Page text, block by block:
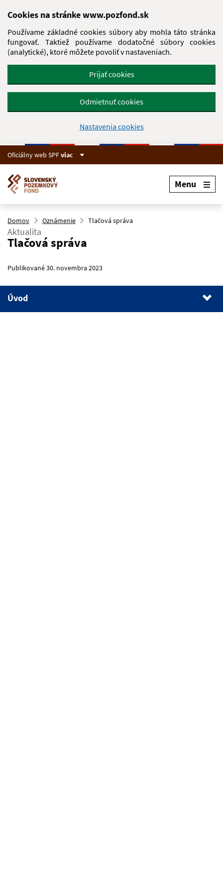
Preskočiť na hlavný obsah
Cookies na stránke www.pozfond.sk
Používame základné cookies súbory aby mohla táto stránka
fungovať. Taktiež používame dodatočné súbory cookies
(analytické), ktoré môžete povoliť v nastaveniach.
Prijať cookies
Odmietnuť cookies
Nastavenia cookies
Oficiálny web SPFviac
Menu
Domov Oznámenie Tlačová správa
Aktualita
Tlačová správa
Publikované 30. novembra 2023
Úvod
1.Úvod